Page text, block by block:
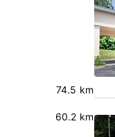
74.5 km
60.2 km